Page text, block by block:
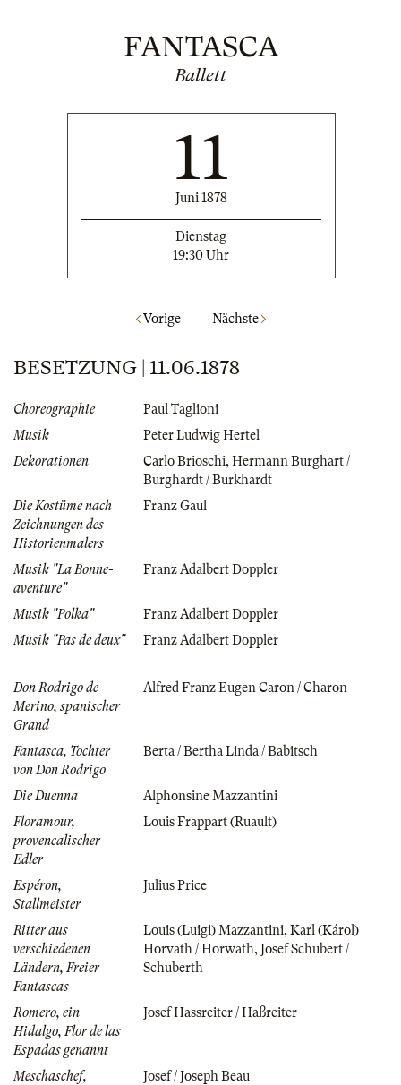
FANTASCA
Ballett
11
Juni 1878
Dienstag
19:30 Uhr
Vorige Nächste
BESETZUNG | 11.06.1878
Choreographie
Paul Taglioni
Musik
Peter Ludwig Hertel
Dekorationen
Carlo Brioschi,Hermann Burghart /
Burghardt / Burkhardt
Die Kostüme nach
Zeichnungen des
Historienmalers
Franz Gaul
Musik "La Bonne-
aventure"
Franz Adalbert Doppler
Musik "Polka"
Franz Adalbert Doppler
Musik "Pas de deux"
Franz Adalbert Doppler
Don Rodrigo de
Merino, spanischer
Grand
Alfred Franz Eugen Caron / Charon
Fantasca, Tochter
von Don Rodrigo
Berta / Bertha Linda / Babitsch
Die Duenna
Alphonsine Mazzantini
Floramour,
provencalischer
Edler
Louis Frappart (Ruault)
Espéron,
Stallmeister
Julius Price
Ritter aus
verschiedenen
Ländern, Freier
Fantascas
Louis (Luigi) Mazzantini,Karl (Károl)
Horvath / Horwath,Josef Schubert /
Schuberth
Romero, ein
Hidalgo, Flor de las
Espadas genannt
Josef Hassreiter / Haßreiter
Meschaschef,
Josef / Joseph Beau